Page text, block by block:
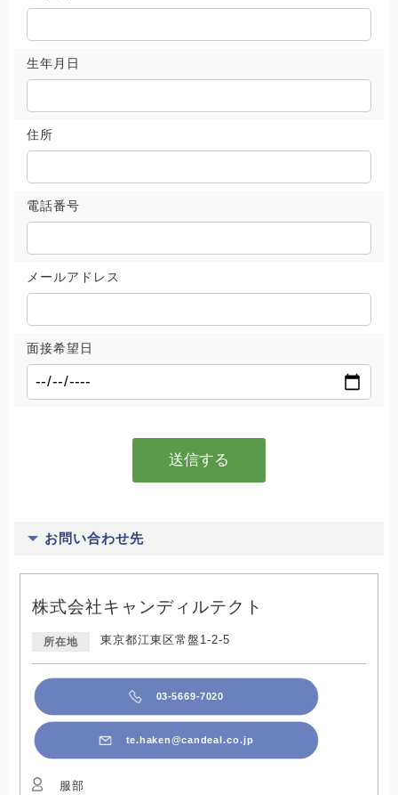
生年月日
住所
電話番号
メールアドレス
面接希望日
お問い合わせ先
株式会社キャンディルテクト
所在地 東京都江東区常盤1-2-5
03-5669-7020
te.haken@candeal.co.jp
服部